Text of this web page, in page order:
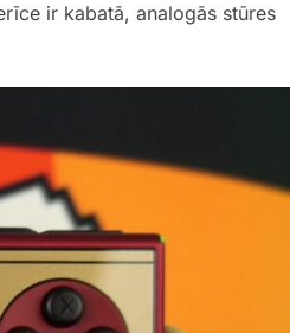
ir kabatā, analogās stūres